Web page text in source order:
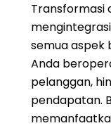
Transformasi
semua aspek
Anda
pelanggan,
pendapatan.